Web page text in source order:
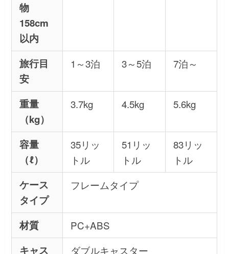
物
158cm
以内
旅行目
安
1～3泊 3～5泊 7泊～
重量
（kg）
3.7kg 4.5kg 5.6kg
容量
（ℓ）
35リッ
トル
51リッ
トル
83リッ
トル
ケース
タイプ
フレームタイプ
材質
PC+ABS
キャス
ダブルキャスター